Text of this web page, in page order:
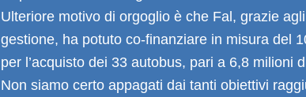
Ulteriore motivo di orgoglio è che Fal, grazie
gestione, ha potuto co-finanziare in misura del
per l’acquisto dei 33 autobus, pari a 6,8 milioni
Non siamo certo appagati dai tanti obiettivi